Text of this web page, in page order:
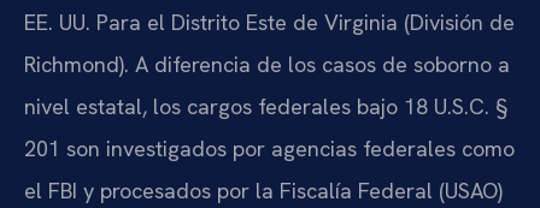
EE. UU. Para el Distrito Este de Virginia (División de
Richmond). A diferencia de los casos de soborno a
nivel estatal, los cargos federales bajo 18 U.S.C. §
201 son investigados por agencias federales como
el FBI y procesados por la Fiscalía Federal (USAO)